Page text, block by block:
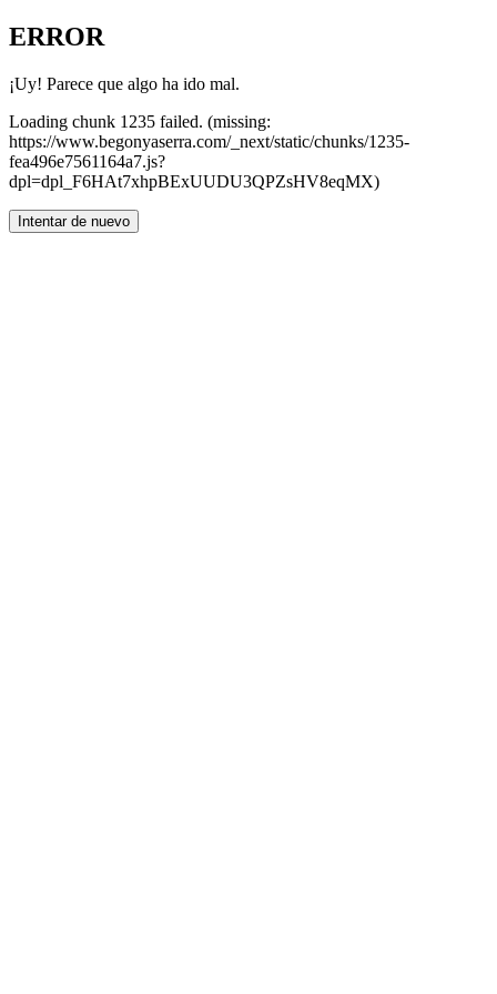
ERROR
¡Uy! Parece que algo ha ido mal.
Loading chunk 1235 failed. (missing:
https://www.begonyaserra.com/_next/static/chunks/1235-
fea496e7561164a7.js?
dpl=dpl_F6HAt7xhpBExUUDU3QPZsHV8eqMX)
Intentar de nuevo